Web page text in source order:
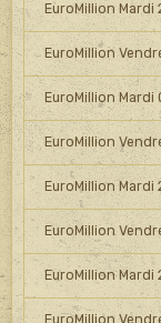
EuroMillion Mardi
EuroMillion
EuroMillion Mardi
EuroMillion
EuroMillion Mardi
EuroMillion
EuroMillion Mardi
EuroMillion